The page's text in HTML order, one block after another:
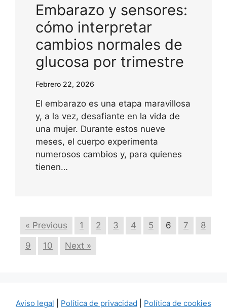
Embarazo y sensores:
cómo interpretar
cambios normales de
glucosa por trimestre
Febrero 22, 2026
El embarazo es una etapa maravillosa
y, a la vez, desafiante en la vida de
una mujer. Durante estos nueve
meses, el cuerpo experimenta
numerosos cambios y, para quienes
tienen…
« Previous 1 2 3 4 5 6 7
8
9
10 Next »
Aviso legal Política de privacidad Política de cookies